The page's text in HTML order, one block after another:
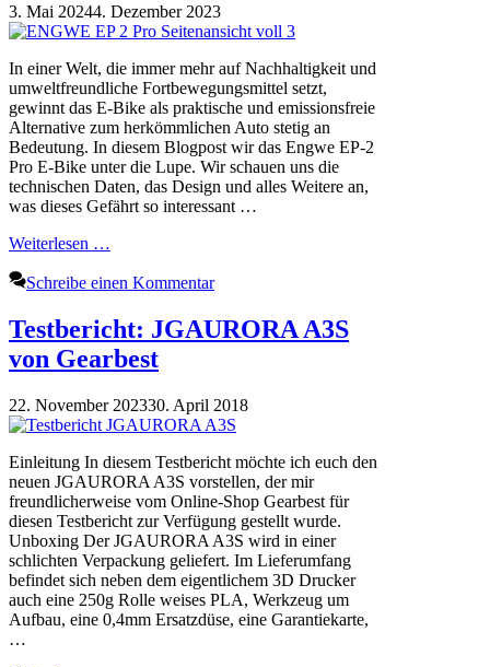
3. Mai 20244. Dezember 2023
In einer Welt, die immer mehr auf Nachhaltigkeit und
umweltfreundliche Fortbewegungsmittel setzt,
gewinnt das E-Bike als praktische und emissionsfreie
Alternative zum herkömmlichen Auto stetig an
Bedeutung. In diesem Blogpost wir das Engwe EP-2
Pro E-Bike unter die Lupe. Wir schauen uns die
technischen Daten, das Design und alles Weitere an,
was dieses Gefährt so interessant …
Weiterlesen …
Schreibe einen Kommentar
Testbericht: JGAURORA A3S
von Gearbest
22. November 202330. April 2018
Einleitung In diesem Testbericht möchte ich euch den
neuen JGAURORA A3S vorstellen, der mir
freundlicherweise vom Online-Shop Gearbest für
diesen Testbericht zur Verfügung gestellt wurde.
Unboxing Der JGAURORA A3S wird in einer
schlichten Verpackung geliefert. Im Lieferumfang
befindet sich neben dem eigentlichem 3D Drucker
auch eine 250g Rolle weises PLA, Werkzeug um
Aufbau, eine 0,4mm Ersatzdüse, eine Garantiekarte,
…